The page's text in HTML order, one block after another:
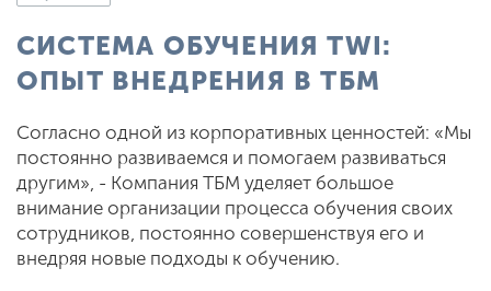
СИСТЕМА ОБУЧЕНИЯ TWI:
ОПЫТ ВНЕДРЕНИЯ В ТБМ
Согласно одной из корпоративных ценностей: «Мы
постоянно развиваемся и помогаем развиваться
другим», - Компания ТБМ уделяет большое
внимание организации процесса обучения своих
сотрудников, постоянно совершенствуя его и
внедряя новые подходы к обучению.